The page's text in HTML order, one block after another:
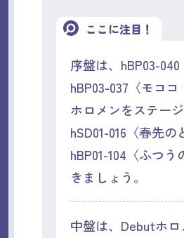
ここに注目！
序盤は、hBP03-
hBP03-037〈モコ
ホロメンをステー
hSD01-016〈春先
hBP01-104〈ふつ
きましょう。
中盤は、Debutホ